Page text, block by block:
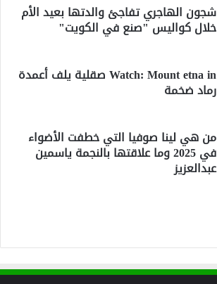
شجون الهاجري تفاجئ والدتها بعيد الأم
خلال كواليس "صنع في الكويت"
Watch: Mount etna in صقلية يلف أعمدة
رماد ضخمة
من هي لينا صوفيا التي خطفت الأضواء
في 2025 وما علاقتها بالنجمة ياسمين
عبدالعزيز